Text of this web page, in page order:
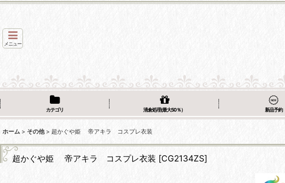
メニュー
カテゴリ 清倉処理(最大50％） 新品予約
ホーム > その他 > 超かぐや姫 帝アキラ コスプレ衣装
超かぐや姫 帝アキラ コスプレ衣装 [CG2134ZS]